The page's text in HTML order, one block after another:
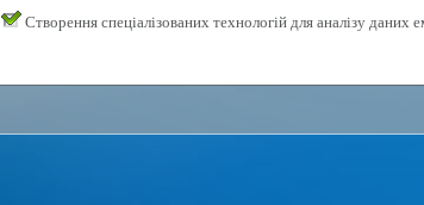
Створення спеціалізованих технологій для аналізу